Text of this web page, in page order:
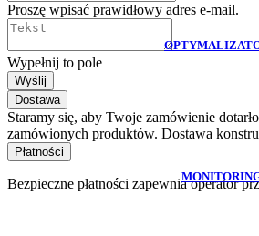
Proszę wpisać prawidłowy adres e-mail.
Wypełnij to pole
Wyślij
Dostawa
Staramy się, aby Twoje zamówienie
zamówionych produktów. Dostawa
Płatności
Bezpieczne płatności zapewnia operator